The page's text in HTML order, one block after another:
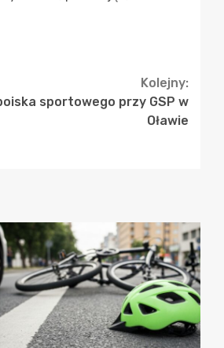
Kolejny:
sportowego przy GSP w
Oławie